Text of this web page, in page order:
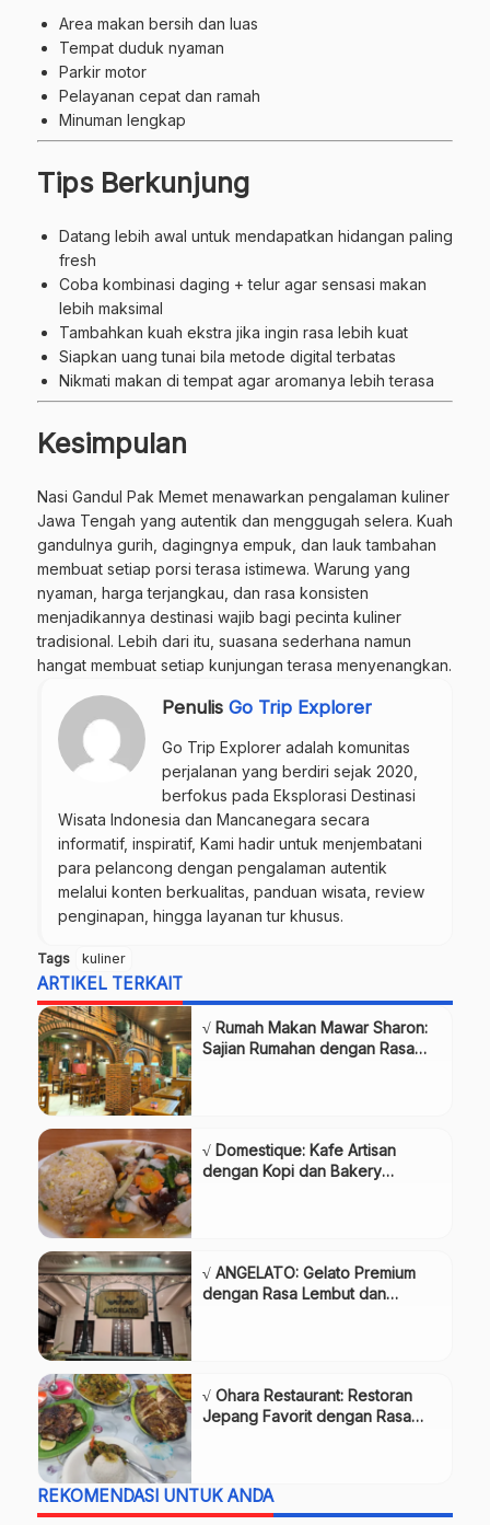
Area makan bersih dan luas
Tempat duduk nyaman
Parkir motor
Pelayanan cepat dan ramah
Minuman lengkap
Tips Berkunjung
Datang lebih awal untuk mendapatkan hidangan paling
fresh
Coba kombinasi daging + telur agar sensasi makan
lebih maksimal
Tambahkan kuah ekstra jika ingin rasa lebih kuat
Siapkan uang tunai bila metode digital terbatas
Nikmati makan di tempat agar aromanya lebih terasa
Kesimpulan
Nasi Gandul Pak Memet menawarkan pengalaman kuliner
Jawa Tengah yang autentik dan menggugah selera. Kuah
gandulnya gurih, dagingnya empuk, dan lauk tambahan
membuat setiap porsi terasa istimewa. Warung yang
nyaman, harga terjangkau, dan rasa konsisten
menjadikannya destinasi wajib bagi pecinta kuliner
tradisional. Lebih dari itu, suasana sederhana namun
hangat membuat setiap kunjungan terasa menyenangkan.
Penulis Go Trip Explorer
Go Trip Explorer adalah komunitas
perjalanan yang berdiri sejak 2020,
berfokus pada Eksplorasi Destinasi
Wisata Indonesia dan Mancanegara secara
informatif, inspiratif, Kami hadir untuk menjembatani
para pelancong dengan pengalaman autentik
melalui konten berkualitas, panduan wisata, review
penginapan, hingga layanan tur khusus.
Tags kuliner
ARTIKEL TERKAIT
√ Rumah Makan Mawar Sharon:
Sajian Rumahan dengan Rasa
√ Domestique: Kafe Artisan
dengan Kopi dan Bakery
√ ANGELATO: Gelato Premium
dengan Rasa Lembut dan
√ Ohara Restaurant: Restoran
Jepang Favorit dengan Rasa
REKOMENDASI UNTUK ANDA